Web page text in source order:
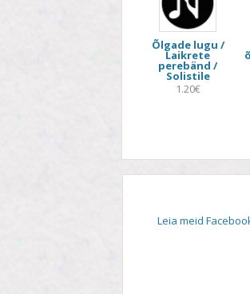
Õlgade lugu /
Laikrete
perebänd /
Solistile
1.20€
Leia meid